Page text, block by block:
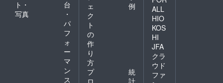
ト・
写真
台
・
パ
フ
ォ
ー
マ
ン
ス
ェ
ク
ト
の
作
り
方
例
プ
ロ
統
計
ALL
HIO
KOS
HI
JFA
クラ
ウド
ファ